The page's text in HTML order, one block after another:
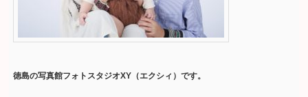
徳島の写真館フォトスタジオXY（エクシィ）です。